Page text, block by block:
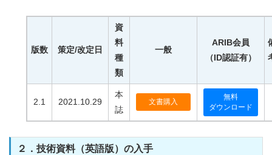
版数 策定/改定日
資
料
種
類
一般
ARIB会員
（ID認証有）
2.1 2021.10.29
本
誌
文書購入
無料
ダウンロード
２．技術資料（英語版）の入手